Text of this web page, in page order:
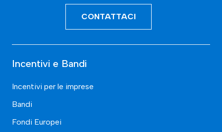
CONTATTACI
Incentivi e Bandi
Incentivi per le imprese
Bandi
Fondi Europei